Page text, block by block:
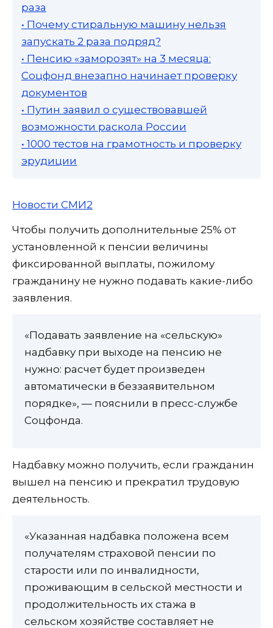
раза
• Почему стиральную машину нельзя
запускать 2 раза подряд?
• Пенсию «заморозят» на 3 месяца:
Соцфонд внезапно начинает проверку
документов
• Путин заявил о существовавшей
возможности раскола России
• 1000 тестов на грамотность и проверку
эрудиции
Новости СМИ2
Чтобы получить дополнительные 25% от
установленной к пенсии величины
фиксированной выплаты, пожилому
гражданину не нужно подавать какие-либо
заявления.
«Подавать заявление на «сельскую»
надбавку при выходе на пенсию не
нужно: расчет будет произведен
автоматически в беззаявительном
порядке», — пояснили в пресс-службе
Соцфонда.
Надбавку можно получить, если гражданин
вышел на пенсию и прекратил трудовую
деятельность.
«Указанная надбавка положена всем
получателям страховой пенсии по
старости или по инвалидности,
проживающим в сельской местности и
продолжительность их стажа в
сельском хозяйстве составляет не